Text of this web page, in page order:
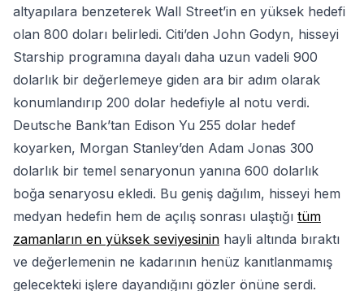
altyapılara benzeterek Wall Street’in en yüksek hedefi
olan 800 doları belirledi. Citi’den John Godyn, hisseyi
Starship programına dayalı daha uzun vadeli 900
dolarlık bir değerlemeye giden ara bir adım olarak
konumlandırıp 200 dolar hedefiyle al notu verdi.
Deutsche Bank’tan Edison Yu 255 dolar hedef
koyarken, Morgan Stanley’den Adam Jonas 300
dolarlık bir temel senaryonun yanına 600 dolarlık
boğa senaryosu ekledi. Bu geniş dağılım, hisseyi hem
medyan hedefin hem de açılış sonrası ulaştığı tüm
zamanların en yüksek seviyesinin hayli altında bıraktı
ve değerlemenin ne kadarının henüz kanıtlanmamış
gelecekteki işlere dayandığını gözler önüne serdi.